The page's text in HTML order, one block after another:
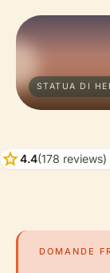
STATUA DI
star4.4(178 reviews)
DOMANDE